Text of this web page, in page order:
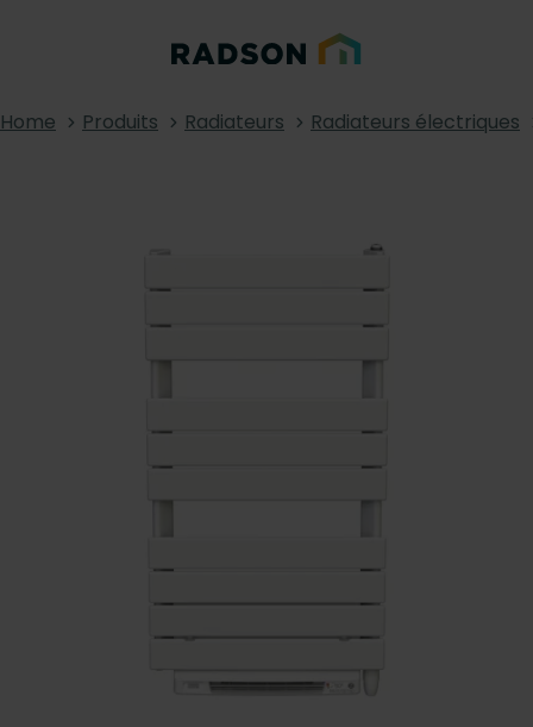
Home Produits Radiateurs Radiateurs électriques